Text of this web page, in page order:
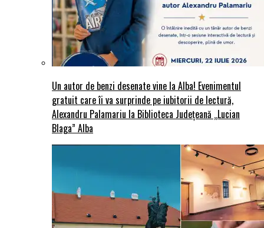
Un autor de benzi desenate vine la Alba! Evenimentul
gratuit care îi va surprinde pe iubitorii de lectură,
Alexandru Palamariu la Biblioteca Județeană „Lucian
Blaga” Alba